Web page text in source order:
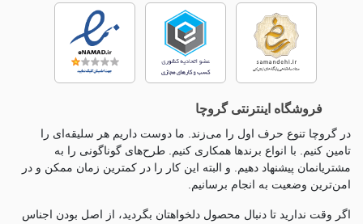
فروشگاه اینترنتی گروچا
در گروچا تنوع حرف اول را می‌زند. ما دوست داریم هر سلیقه‌ای را
تامین کنیم. با انواع برندها همکاری کنیم. طرح‌های گوناگونی را به
مشتریانمان پیشنهاد دهیم. و البته این کار را در کمترین زمان ممکن و در
امن‌ترین وضعیت به انجام برسانیم.
اگر وقت ندارید تا دنبال محصول دلخواهتان بگردید، از اصل بودن اجناس